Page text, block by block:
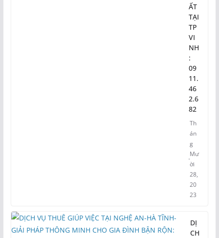
ẤT
TẠI
TP
VI
NH
:
09
11.
46
2.6
82
Th
án
g
Mư
ời
28,
20
23
DỊ
CH